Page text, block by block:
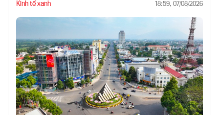
Kinh tế xanh 18:59, 07/08/2026